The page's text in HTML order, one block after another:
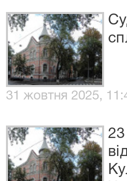
31 жовтня 2025,